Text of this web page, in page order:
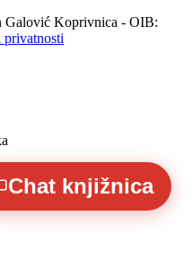
Galović Koprivnica - OIB:
privatnosti
Chat knjižnica